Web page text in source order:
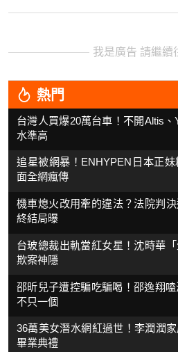
我是廣告 請繼續
熱門
台灣人買爆20萬台車！不開Altis、
水準高
追星被網暴！ENHYPEN日本正
面全網瘋傳
機車熄火改用牽的違法？法院判
終結局曝
台玻總裁出軌當紅女星！沈時華
欺案神隱
邵昕兒子遭控騙吃騙喝！邵逸翔
不只一個
36萬美女潛水網紅過世！李潤潤
畢業典禮